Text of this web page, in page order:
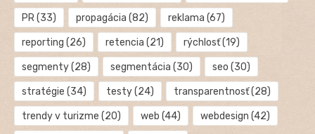
PR(33) propagácia (82) reklama (67)
reporting (26) retencia (21) rýchlosť(19)
segmenty(28) segmentácia (30) seo (30)
stratégie (34) testy(24) transparentnosť(28)
trendy v turizme (20) web (44) webdesign (42)